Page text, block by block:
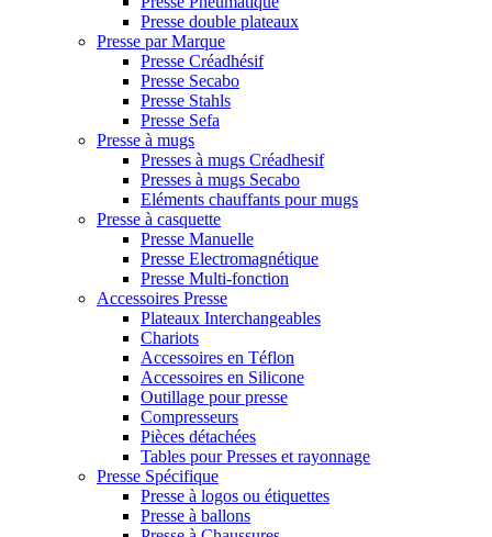
Presse double plateaux
Presse par Marque
Presse Créadhésif
Presse Secabo
Presse Stahls
Presse Sefa
Presse à mugs
Presses à mugs Créadhesif
Presses à mugs Secabo
Eléments chauffants pour mugs
Presse à casquette
Presse Manuelle
Presse Electromagnétique
Presse Multi-fonction
Accessoires Presse
Plateaux Interchangeables
Chariots
Accessoires en Téflon
Accessoires en Silicone
Outillage pour presse
Compresseurs
Pièces détachées
Tables pour Presses et rayonnage
Presse Spécifique
Presse à logos ou étiquettes
Presse à ballons